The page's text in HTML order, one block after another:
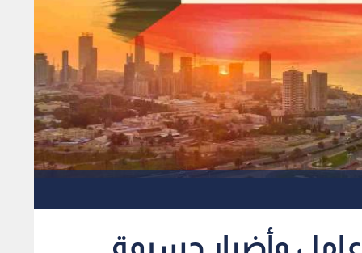
عامل وأضرار جسيمة